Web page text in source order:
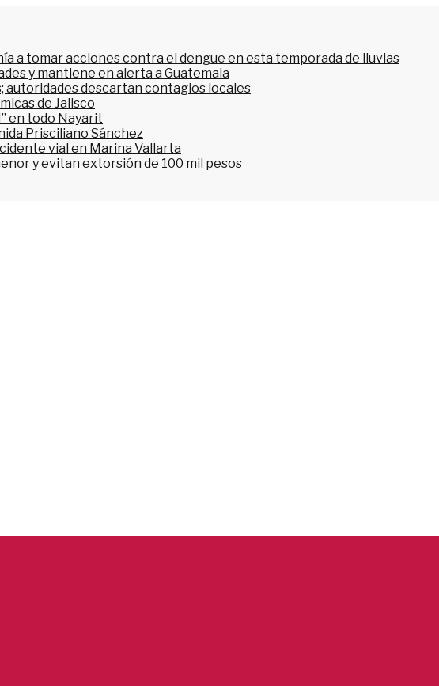
a tomar acciones contra el dengue en esta temporada de lluvias
y mantiene en alerta a Guatemala
autoridades descartan contagios locales
de Jalisco
en todo Nayarit
Prisciliano Sánchez
vial en Marina Vallarta
y evitan extorsión de 100 mil pesos